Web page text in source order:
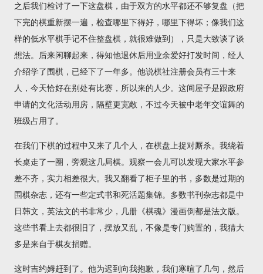
之后我们检讨了一下这盘棋，由于双方的水平都还不够复盘（把
下完的棋重新摆一遍，检查哪里下得好，哪里下得坏；像我们这
样的低水平棋手记不住整盘棋，就很难做到），只是大致谈了谈
想法。后来闲聊起来，得知他退休后用业余爱好打发时间，经人
介绍学了围棋，已经下了一年多。他说棋社注册会员有三十来
人，今天恰好在别处有比赛，所以来的人少。这间屋子是跟政府
申请的文化活动用房，隔壁更宽敞，不过今天被中老年交谊舞的
班级占用了。
在我们下棋的过程中又来了几个人，在棋盘上捉对厮杀。我绕着
长桌走了一圈，旁观这几局棋。观察一会儿可以发现大家水平参
差不齐，实力相差很大。我又翻看了柜子里的书，多数是过期的
围棋杂志，还有一些定式书和死活题集锦。多数书刊杂志都是中
日韩文，英法文的书非常少，几册《棋魂》漫画倒都是法文版。
这些书看上去都很旧了，摆放又乱，不像是专门购置的，我猜大
多是来自于棋友捐赠。
这时吉约姆赶到了。他为迟到向我抱歉，我们寒暄了几句，然后